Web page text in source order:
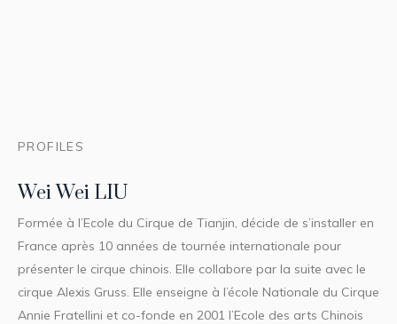
PROFILES
Wei Wei LIU
Formée à l’Ecole du Cirque de Tianjin, décide de s’installer en
France après 10 années de tournée internationale pour
présenter le cirque chinois. Elle collabore par la suite avec le
cirque Alexis Gruss. Elle enseigne à l’école Nationale du Cirque
Annie Fratellini et co-fonde en 2001 l’Ecole des arts Chinois